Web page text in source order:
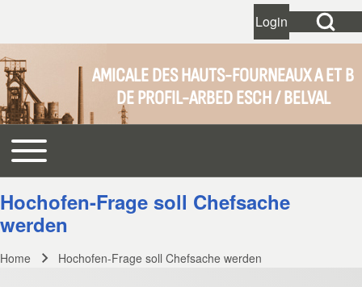
Close search
Search
Open Search
User account
LoginOpen login
AMICALE DES HAUTS-FOURNEAUX A ET B
DE PROFIL-ARBED ESCH / BELVAL
Main navigation
Toggle main menu
Hochofen-Frage soll Chefsache
werden
Home Hochofen-Frage soll Chefsache werden